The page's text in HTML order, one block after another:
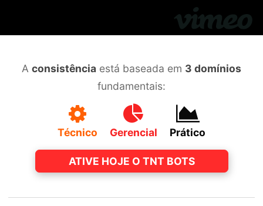
A consistência está baseada em 3 domínios
fundamentais:
Técnico Gerencial Prático
ATIVE HOJE O TNT BOTS